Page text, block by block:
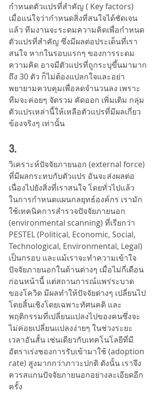
กำหนดตัวแปรที่สำคัญ ( Key factors)
เมื่อแน่ใจว่ากำหนดสิ่งที่สนใจได้ชัดเจน
แล้ว ทีมงานจะระดมความคิดเพื่อกำหนด
ตัวแปรที่สำคัญ ซึ่งมีผลต่อประเด็นที่เรา
สนใจ หากในรอบแรกๆ ของการระดม
ความคิด อาจมีตัวแปรที่ถูกระบุขึ้นมามาก
ถึง 30 ตัว ก็ไม่ต้องแปลกใจและอย่า
พยายามควบคุมเพื่อลดจำนวนลง เพราะ
ทีมจะค่อยๆ จัดรวม คัดออก เพิ่มเติม กลุ่ม
ตัวแปรเหล่านี้ให้เหลือตัวแปรที่มีผลเกี่ยว
ข้องจริงๆ เท่านั้น
3.
วิเคราะห์ปัจจัยภายนอก (external force)
ที่มีผลกระทบกับตัวแปร อันจะส่งผลต่อ
เนื่องไปยังสิ่งที่เราสนใจ โดยทั่วไปแล้ว
ในการกำหนดแผนกลยุทธ์องค์กร เรามัก
ใช้เทคนิคการสำรวจปัจจัยภายนอก
(environmental scanning) ที่เรียกว่า
PESTEL (Political, Economic, Social,
Technological, Environmental, Legal)
เป็นกรอบ และแม้เราจะทำความเข้าใจ
ปัจจัยภายนอกในด้านต่างๆ เมื่อไม่กี่เดือน
ก่อนหน้านี้ แต่สถานการณ์แพร่ระบาด
ของโควิด มีผลทำให้ปัจจัยต่างๆ เปลี่ยนไป
โดยสิ้นเชิงโดยเฉพาะทัศนคติ และ
พฤติกรรมที่เปลี่ยนแปลงไปของคนซึ่งจะ
ไม่ค่อยเปลี่ยนแปลงง่ายๆ ในช่วงระยะ
เวลาอันสั้น เช่นเดียวกับเทคโนโลยีที่มี
อัตราเร่งชองการรับเข้ามาใช้ (adoption
rate) สูงมากกว่าภาวะปกติ ดังนั้น เราจึง
ควรสแกนปัจจัยภายนอกอย่างละเอียดอีก
ครั้ง